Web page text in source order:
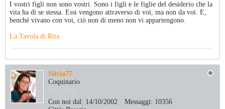
I vostri figli non sono vostri. Sono i figli e le figlie del desiderio che la
vita ha di se stessa. Essi vengono attraverso di voi, ma non da voi. E,
benchè vivano con voi, ciò non di meno non vi appartengono.
La Tavola di Rita
Silvia77
Coquinario
Con noi dal: 14/10/2002 Messaggi: 10356